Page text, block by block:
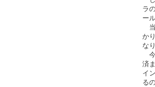
ラ
ー
当
か
な
今
済
イ
る